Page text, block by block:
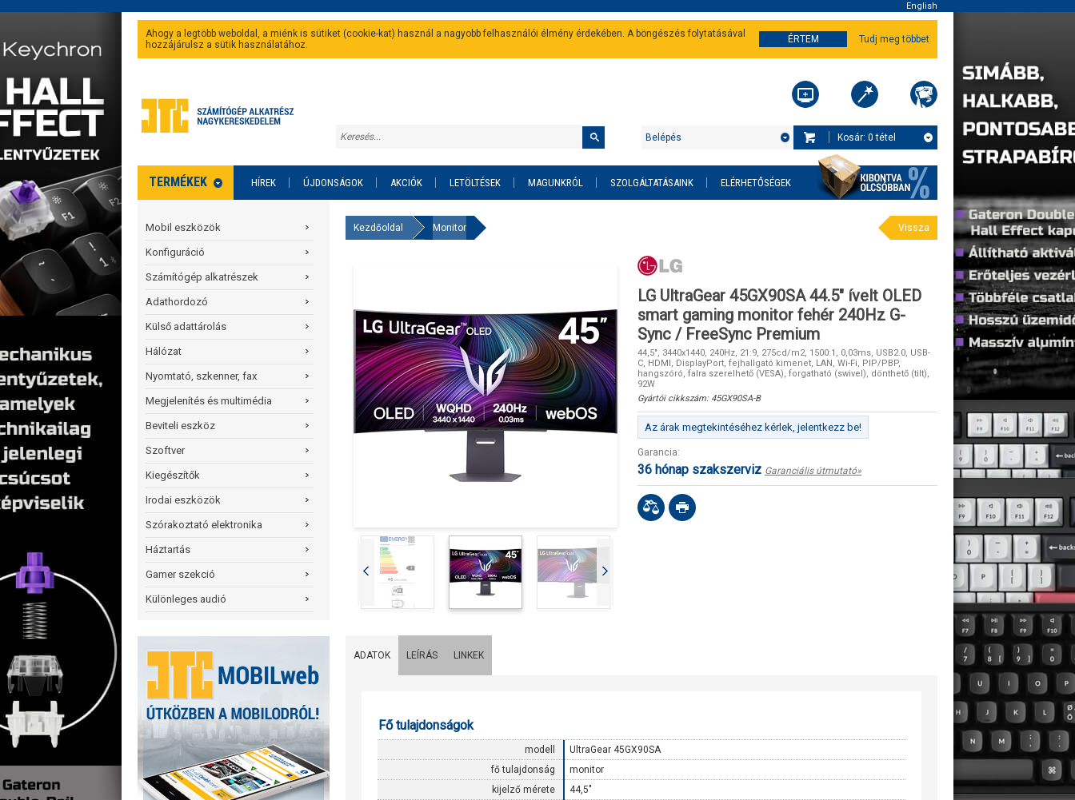
English
Ahogy a legtöbb weboldal, a miénk is sütiket (cookie-kat) használ a nagyobb felhasználói élmény érdekében. A böngészés folytatásával
hozzájárulsz a sütik használatához.
ÉRTEM Tudj meg többet
Kosár: 0 tétel
Belépés
TERMÉKEK HÍREK ÚJDONSÁGOK AKCIÓK LETÖLTÉSEK MAGUNKRÓL SZOLGÁLTATÁSAINK ELÉRHETŐSÉGEK
Mobil eszközök
Konfiguráció
Számítógép alkatrészek
Adathordozó
Külső adattárolás
Hálózat
Nyomtató, szkenner, fax
Megjelenítés és multimédia
Beviteli eszköz
Szoftver
Kiegészítők
Irodai eszközök
Szórakoztató elektronika
Háztartás
Gamer szekció
Különleges audió
Kezdőoldal Monitor Vissza
LG UltraGear 45GX90SA 44.5" ívelt OLED
smart gaming monitor fehér 240Hz G-
Sync / FreeSync Premium
44,5", 3440x1440, 240Hz, 21:9, 275cd/m2, 1500:1, 0,03ms, USB2.0, USB-
C, HDMI, DisplayPort, fejhallgató kimenet, LAN, Wi-Fi, PIP/PBP,
hangszóró, falra szerelhető (VESA), forgatható (swivel), dönthető (tilt),
92W
Gyártói cikkszám: 45GX90SA-B
Az árak megtekintéséhez kérlek, jelentkezz be!
Garancia:
36 hónap szakszerviz Garanciális útmutató»
ADATOK LEÍRÁS LINKEK
Fő tulajdonságok
modell
UltraGear 45GX90SA
fő tulajdonság
monitor
kijelző mérete
44,5"